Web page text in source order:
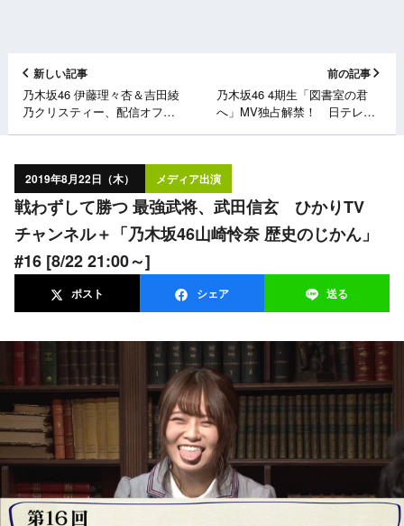
新しい記事
乃木坂46 伊藤理々杏＆吉田綾
乃クリスティー、配信オフ
前の記事
乃木坂46 4期生「図書室の君
へ」MV独占解禁！ 日テレ
2019年8月22日（木） メディア出演
戦わずして勝つ 最強武将、武田信玄 ひかりTV
チャンネル＋「乃木坂46山崎怜奈 歴史のじかん」
#16 [8/22 21:00～]
ポスト シェア 送る